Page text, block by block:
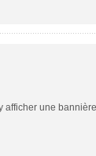
une